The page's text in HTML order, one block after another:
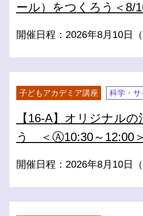
ール）をつくろう＜8/
開催日程：2026年8月10日（
子どもアカデミア講座 科学・サ
【16-A】オリジナル
う ＜Ⓐ10:30～12:00＞
開催日程：2026年8月10日（